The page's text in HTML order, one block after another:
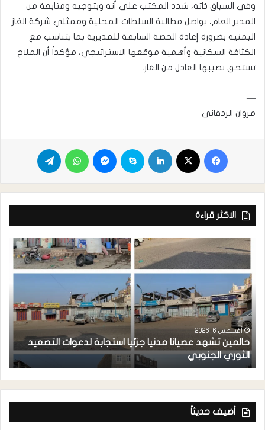
وفي السياق ذاته، شدد المكتب على أنه وبتوجيه ومتابعة من
المدير العام، يواصل مطالبة السلطات المحلية وممثلي شركة الغاز
اليمنية بضرورة إعادة الحصة السابقة للمديرية بما يتناسب مع
الكثافة السكانية وأهمية موقعها الاستراتيجي، مؤكداً أن الملاح
تستحق نصيبها العادل من الغاز.
—
مروان الردفاني
الاكثر قراءة
أغسطس 6, 2026
حالمين تشهد عصيانا مدنيا جزئيا استجابة لدعوات التصعيد
الثوري الجنوبي
أضيف حديثاً